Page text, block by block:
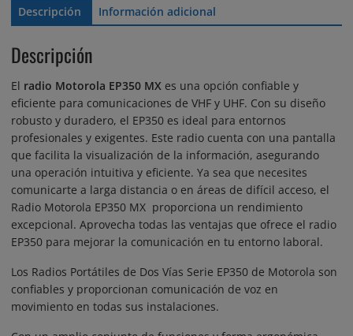
elegir
en
producto
Descripción Información adicional
Descripción
El radio Motorola EP350 MXes una opción confiable y
eficiente para comunicaciones de VHF y UHF. Con su diseño
robusto y duradero, el EP350 es ideal para entornos
profesionales y exigentes. Este radio cuenta con una pantalla
que facilita la visualización de la información, asegurando
una operación intuitiva y eficiente. Ya sea que necesites
comunicarte a larga distancia o en áreas de difícil acceso, el
Radio Motorola EP350 MX proporciona un rendimiento
excepcional. Aprovecha todas las ventajas que ofrece el radio
EP350 para mejorar la comunicación en tu entorno laboral.
Los Radios Portátiles de Dos Vías Serie EP350 de Motorola son
confiables y proporcionan comunicación de voz en
movimiento en todas sus instalaciones.